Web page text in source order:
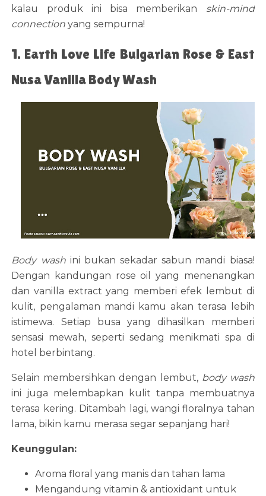
kalau produk ini bisa memberikan skin-mind
connectionyang sempurna!
1. Earth Love Life Bulgarian Rose & East
Nusa Vanilla Body Wash
Body washini bukan sekadar sabun mandi biasa!
Dengan kandungan rose oil yang menenangkan
dan vanilla extract yang memberi efek lembut di
kulit, pengalaman mandi kamu akan terasa lebih
istimewa. Setiap busa yang dihasilkan memberi
sensasi mewah, seperti sedang menikmati spa di
hotel berbintang.
Selain membersihkan dengan lembut, body wash
ini juga melembapkan kulit tanpa membuatnya
terasa kering. Ditambah lagi, wangi floralnya tahan
lama, bikin kamu merasa segar sepanjang hari!
Keunggulan:
Aroma floral yang manis dan tahan lama
Mengandung vitamin & antioxidant untuk